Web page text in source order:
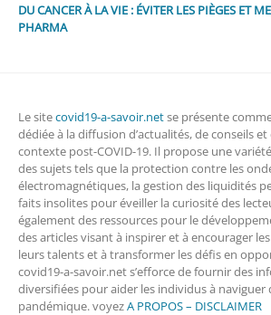
DU CANCER À LA VIE : ÉVITER LES PIÈGES ET
PHARMA
Le sitecovid19-a-savoir.netse présente
dédiée à la diffusion d’actualités, de conseils et
contexte post-COVID-19. Il propose une
des sujets tels que la protection contre les
électromagnétiques, la gestion des liquidités
faits insolites pour éveiller la curiosité des
également des ressources pour le
des articles visant à inspirer et à encourager
leurs talents et à transformer les défis en
covid19-a-savoir.net s’efforce de fournir des
diversifiées pour aider les individus à naviguer
pandémique. voyezA PROPOS – DISCLAIMER